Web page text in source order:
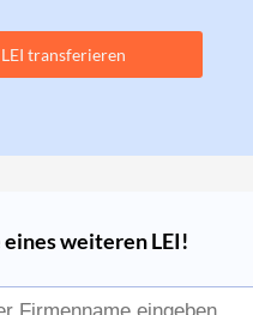
LEI transferieren
weiteren LEI!